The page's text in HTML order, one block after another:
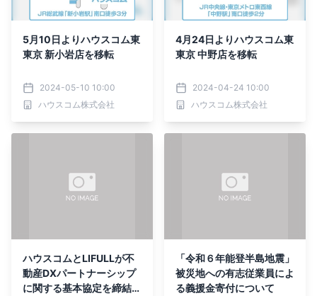
5月10日よりハウスコム東
東京 新小岩店を移転
2024-05-10 10:00
ハウスコム株式会社
4月24日よりハウスコム東
東京 中野店を移転
2024-04-24 10:00
ハウスコム株式会社
ハウスコムとLIFULLが不
動産DXパートナーシップ
に関する基本協定を締結
「令和６年能登半島地震」
被災地への有志従業員によ
る義援金寄付について